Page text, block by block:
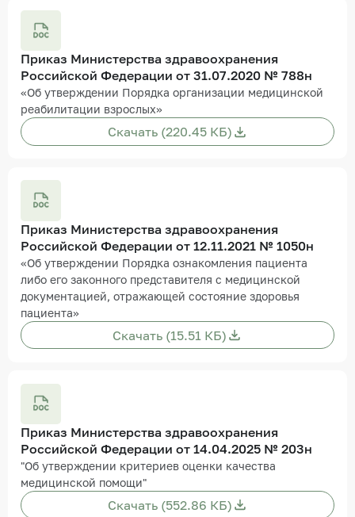
Приказ Министерства здравоохранения
Российской Федерации от 31.07.2020 № 788н
«Об утверждении Порядка организации медицинской
реабилитации взрослых»
Скачать (220.45 КБ)
Приказ Министерства здравоохранения
Российской Федерации от 12.11.2021 № 1050н
«Об утверждении Порядка ознакомления пациента
либо его законного представителя с медицинской
документацией, отражающей состояние здоровья
пациента»
Скачать (15.51 КБ)
Приказ Министерства здравоохранения
Российской Федерации от 14.04.2025 № 203н
"Об утверждении критериев оценки качества
медицинской помощи"
Скачать (552.86 КБ)